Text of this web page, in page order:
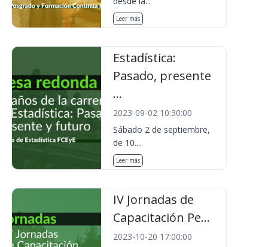
Leer más
Estadística:
Pasado, presente
...
2023-09-02 10:30:00
Sábado 2 de septiembre,
de 10....
Leer más
IV Jornadas de
Capacitación Pe...
2023-10-20 17:00:00